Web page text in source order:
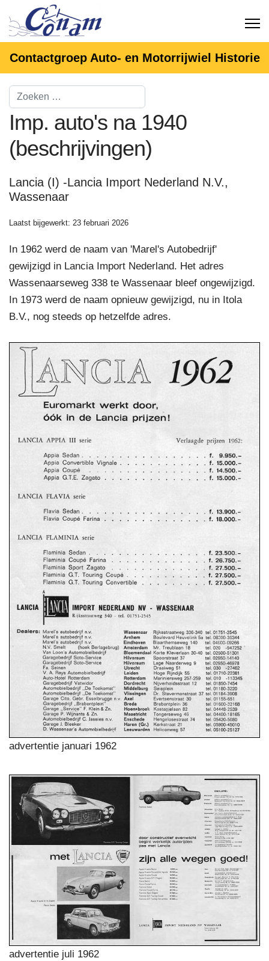
Contactgroep Auto- en Motorrijwiel Historie
Imp. auto's na 1940
(beschrijvingen)
Lancia (I) -Lancia Import Nederland N.V.,
Wassenaar
Laatst bijgewerkt: 23 februari 2026
In 1962 werd de naam van 'Marel's Autobedrijf'
gewijzigd in Lancia Import Nederland. Het adres
Wassenaarseweg 338 te Wassenaar bleef ongewijzigd.
In 1973 werd de naam opnieuw gewijzigd, nu in Itola
B.V., nog steeds op hetzelfde adres.
advertentie januari 1962
advertentie juli 1962